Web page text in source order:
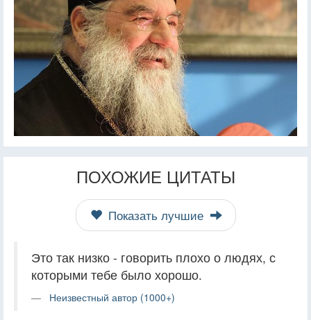
ПОХОЖИЕ ЦИТАТЫ
Показать лучшие
Это так низко - говорить плохо о людях, с
которыми тебе было хорошо.
Неизвестный автор (1000+)